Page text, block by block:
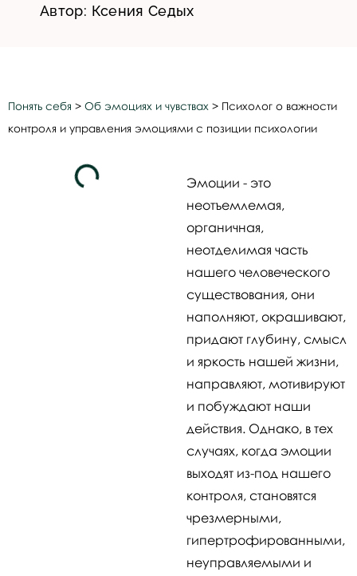
Автор: Ксения Седых
Понять себя > Об эмоциях и чувствах > Психолог о важности
контроля и управления эмоциями с позиции психологии
Эмоции - это
неотъемлемая,
органичная,
неотделимая часть
нашего человеческого
существования, они
наполняют, окрашивают,
придают глубину, смысл
и яркость нашей жизни,
направляют, мотивируют
и побуждают наши
действия. Однако, в тех
случаях, когда эмоции
выходят из-под нашего
контроля, становятся
чрезмерными,
гипертрофированными,
неуправляемыми и